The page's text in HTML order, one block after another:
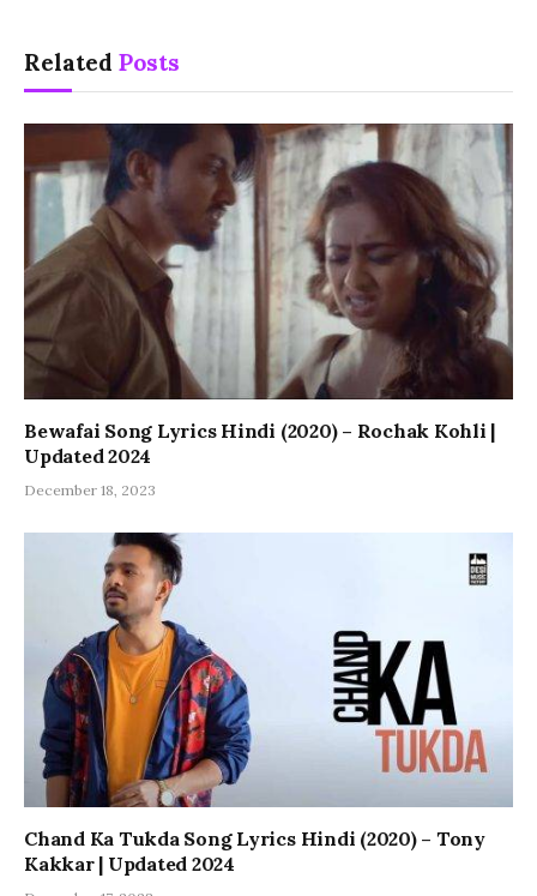
Related Posts
Bewafai Song Lyrics Hindi (2020) – Rochak Kohli |
Updated 2024
December 18, 2023
Chand Ka Tukda Song Lyrics Hindi (2020) – Tony
Kakkar | Updated 2024